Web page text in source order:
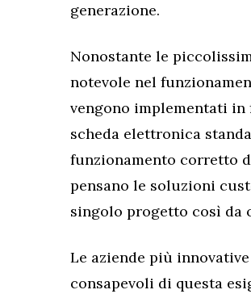
generazione.
Nonostante le
notevole nel
vengono implementati in
scheda elettronica
funzionamento corretto
pensano le soluzioni
singolo progetto così da
Le aziende più
consapevoli di questa